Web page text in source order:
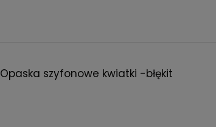
Opaska szyfonowe kwiatki -błękit